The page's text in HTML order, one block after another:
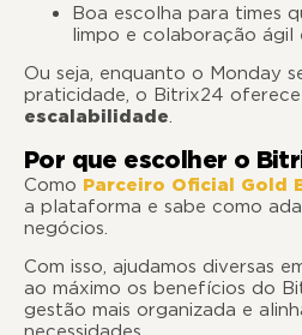
Boa escolha para times
limpo e colaboração ágil
Ou seja, enquanto o Monday
praticidade, o Bitrix24 oferece
escalabilidade.
Por que escolher o
Como Parceiro Oficial Gold
a plataforma e sabe como
negócios.
Com isso, ajudamos diversas
ao máximo os benefícios do
gestão mais organizada e